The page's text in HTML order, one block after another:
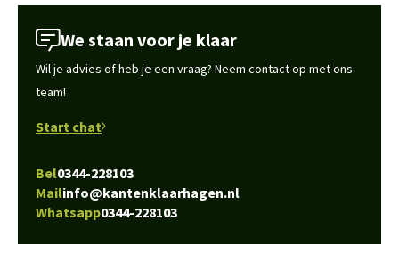
We staan voor je klaar
Wil je advies of heb je een vraag? Neem contact op met ons
team!
Start chat
Bel0344-228103
Mailinfo@kantenklaarhagen.nl
Whatsapp0344-228103